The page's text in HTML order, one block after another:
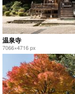
温泉寺
7066×4716 px